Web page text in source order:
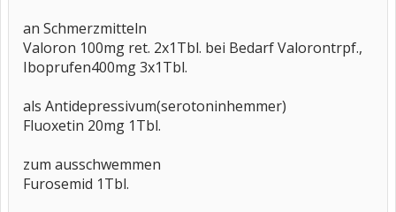
an Schmerzmitteln
Valoron 100mg ret. 2x1Tbl. bei Bedarf Valorontrpf.,
Iboprufen400mg 3x1Tbl.
als Antidepressivum(serotoninhemmer)
Fluoxetin 20mg 1Tbl.
zum ausschwemmen
Furosemid 1Tbl.